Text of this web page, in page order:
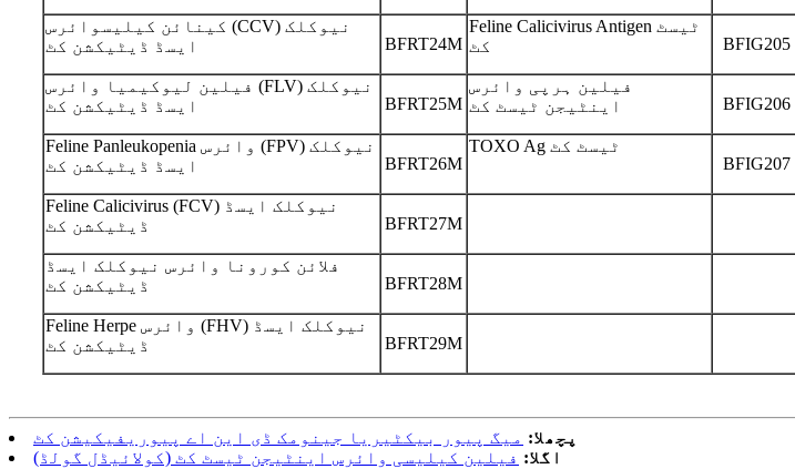
کینائن کیلیسوائرس (CCV) نیوکلک
ایسڈ ڈیٹیکشن کٹ
BFRT24M
Feline Calicivirus Antigen ٹیسٹ
کٹ
BFIG205
فیلین لیوکیمیا وائرس (FLV) نیوکلک
ایسڈ ڈیٹیکشن کٹ
BFRT25M
فیلین ہرپی وائرس
اینٹیجن ٹیسٹ کٹ
BFIG206
Feline Panleukopenia وائرس (FPV) نیوکلک
ایسڈ ڈیٹیکشن کٹ
BFRT26M
TOXO Ag ٹیسٹ کٹ
BFIG207
Feline Calicivirus (FCV) نیوکلک ایسڈ
ڈیٹیکشن کٹ
BFRT27M
فلائن کورونا وائرس نیوکلک ایسڈ
ڈیٹیکشن کٹ
BFRT28M
Feline Herpe وائرس (FHV) نیوکلک ایسڈ
ڈیٹیکشن کٹ
BFRT29M
پچھلا: میگ پیور بیکٹیریا جینومک ڈی این اے پیوریفیکیشن کٹ
اگلا: فیلین کیلیسی وائرس اینٹیجن ٹیسٹ کٹ (کولائیڈل گولڈ)